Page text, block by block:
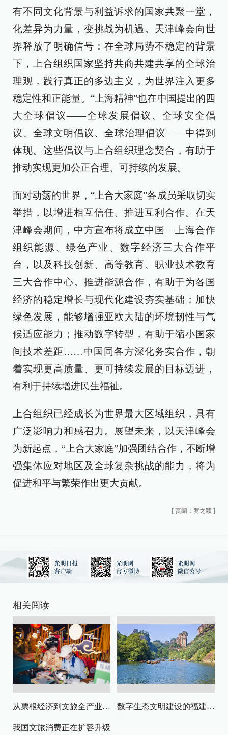
有不同文化背景与利益诉求的国家共聚一堂，
化差异为力量，变挑战为机遇。天津峰会向世
界释放了明确信号：在全球局势不稳定的背景
下，上合组织国家坚持共商共建共享的全球治
理观，践行真正的多边主义，为世界注入更多
稳定性和正能量。“上海精神”也在中国提出的四
大全球倡议——全球发展倡议、全球安全倡
议、全球文明倡议、全球治理倡议——中得到
体现。这些倡议与上合组织理念契合，有助于
推动实现更加公正合理、可持续的发展。
面对动荡的世界，“上合大家庭”各成员采取切实
举措，以增进相互信任、推进互利合作。在天
津峰会期间，中方宣布将成立中国—上海合作
组织能源、绿色产业、数字经济三大合作平
台，以及科技创新、高等教育、职业技术教育
三大合作中心。推进能源合作，有助于为各国
经济的稳定增长与现代化建设夯实基础；加快
绿色发展，能够增强亚欧大陆的环境韧性与气
候适应能力；推动数字转型，有助于缩小国家
间技术差距……中国同各方深化务实合作，朝
着实现更高质量、更可持续发展的目标迈进，
有利于持续增进民生福祉。
上合组织已经成长为世界最大区域组织，具有
广泛影响力和感召力。展望未来，以天津峰会
为新起点，“上合大家庭”加强团结合作，不断增
强集体应对地区及全球复杂挑战的能力，将为
促进和平与繁荣作出更大贡献。
[ 责编：罗之颖 ]
相关阅读
从票根经济到文旅全产业链升级 数字生态文明建设的福建路径与启示
我国文旅消费正在扩容升级